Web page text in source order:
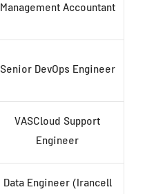
Management Accountant
Senior DevOps Engineer
VASCloud Support
Engineer
Data Engineer (Irancell